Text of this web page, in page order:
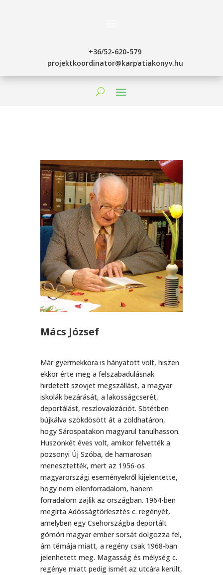
+36/52-620-579
projektkoordinator@karpatiakonyv.hu
Mács József
Már gyermekkora is hányatott volt, hiszen
ekkor érte meg a felszabadulásnak
hirdetett szovjet megszállást, a magyar
iskolák bezárását, a lakosságcserét,
deportálást, reszlovakizációt. Sötétben
bújkálva szökdösött át a zöldhatáron,
hogy Sárospatakon magyarul tanulhasson.
Huszonkét éves volt, amikor felvették a
pozsonyi Új Szóba, de hamarosan
menesztették, mert az 1956-os
magyarországi eseményekről kijelentette,
hogy nem ellenforradalom, hanem
forradalom zajlik az országban. 1964-ben
megírta Adósságtörlesztés c. regényét,
amelyben egy Csehországba deportált
gömöri magyar ember sorsát dolgozza fel,
ám témája miatt, a regény csak 1968-ban
jelenhetett meg. Magasság és mélység c.
regénye miatt pedig ismét az utcára került,